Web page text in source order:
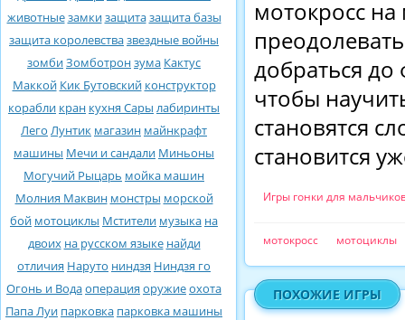
животныезамкизащитазащита базы
защита королевствазвездные войны
зомбиЗомботронзума Кактус
Маккой Кик Бутовский конструктор
корабли кран кухня Сары лабиринты
Лего Лунтик магазин майнкрафт
машины Мечи и сандали Миньоны
Могучий Рыцарь мойка машин
Молния Маквин монстры морской
бой мотоциклы Мстители музыка на
двоих на русском языке найди
отличия Наруто ниндзя Ниндзя го
Огонь и Водаоперация оружиеохота
Папа Луи парковка парковка машины
мотокросс
добраться
чтобы
становятся
становится
Игры гонки для
мотокросс мотоциклы
ПОХОЖИЕ ИГРЫ